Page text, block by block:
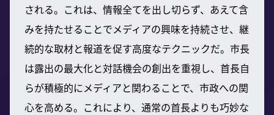
される。これは、情報全てを出し切らず、あえて含
みを持たせることでメディアの興味を持続させ、継
続的な取材と報道を促す高度なテクニックだ。市長
は露出の最大化と対話機会の創出を重視し、首長自
らが積極的にメディアと関わることで、市政への関
心を高める。これにより、通常の首長よりも巧妙な